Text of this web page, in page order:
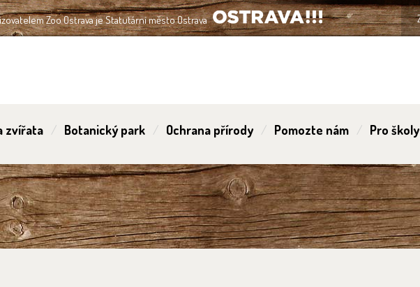
Zoo Ostrava je Statutární město Ostrava
OSTRAVA!!!
zvířata Botanický park Ochrana přírody Pomozte nám Pro školy